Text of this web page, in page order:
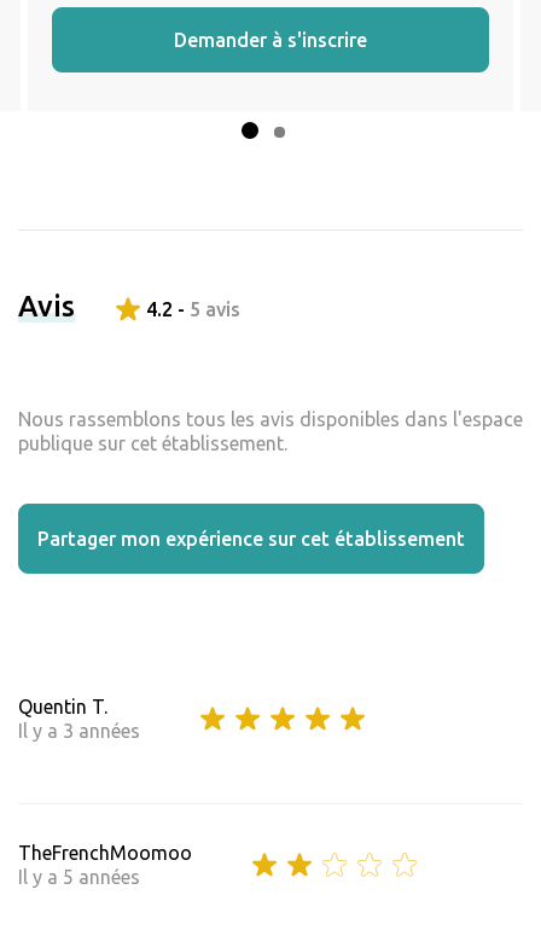
Demander à s'inscrire
Avis 4.2 - 5 avis
Nous rassemblons tous les avis disponibles dans l'espace
publique sur cet établissement.
Partager mon expérience sur cet établissement
Quentin T.
Il y a 3 années
TheFrenchMoomoo
Il y a 5 années